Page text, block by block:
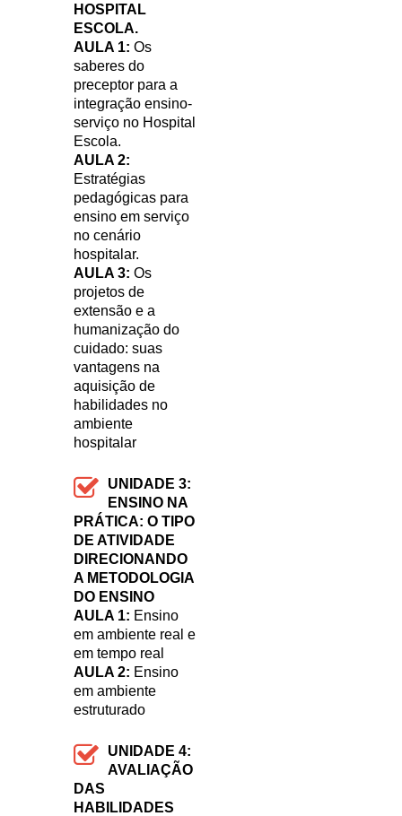
HOSPITAL
ESCOLA.
AULA 1: Os
saberes do
preceptor para a
integração ensino-
serviço no Hospital
Escola.
AULA 2:
Estratégias
pedagógicas para
ensino em serviço
no cenário
hospitalar.
AULA 3:Os
projetos de
extensão e a
humanização do
cuidado: suas
vantagens na
aquisição de
habilidades no
ambiente
hospitalar
UNIDADE 3:
ENSINO NA
PRÁTICA: O TIPO
DE ATIVIDADE
DIRECIONANDO
A METODOLOGIA
DO ENSINO
AULA 1: Ensino
em ambiente real e
em tempo real
AULA 2: Ensino
em ambiente
estruturado
UNIDADE 4:
AVALIAÇÃO
DAS
HABILIDADES